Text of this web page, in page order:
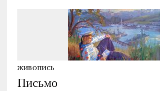
ЖИВОПИСЬ
Письмо